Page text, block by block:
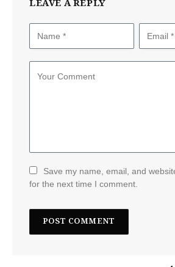
LEAVE A REPLY
Save my name, email, and
for the next time I comment.